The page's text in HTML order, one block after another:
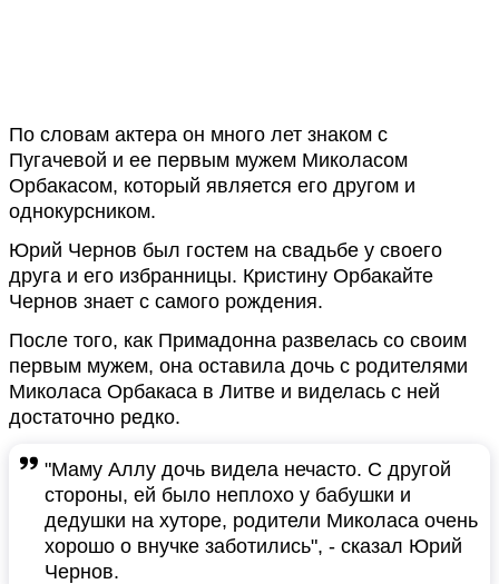
По словам актера он много лет знаком с
Пугачевой и ее первым мужем Миколасом
Орбакасом, который является его другом и
однокурсником.
Юрий Чернов был гостем на свадьбе у своего
друга и его избранницы. Кристину Орбакайте
Чернов знает с самого рождения.
После того, как Примадонна развелась со своим
первым мужем, она оставила дочь с родителями
Миколаса Орбакаса в Литве и виделась с ней
достаточно редко.
"Маму Аллу дочь видела нечасто. С другой
стороны, ей было неплохо у бабушки и
дедушки на хуторе, родители Миколаса очень
хорошо о внучке заботились", - сказал Юрий
Чернов.